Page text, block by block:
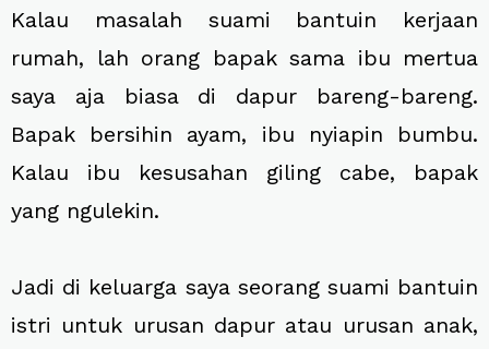
Kalau masalah suami bantuin kerjaan
rumah, lah orang bapak sama ibu mertua
saya aja biasa di dapur bareng-bareng.
Bapak bersihin ayam, ibu nyiapin bumbu.
Kalau ibu kesusahan giling cabe, bapak
yang ngulekin.
Jadi di keluarga saya seorang suami bantuin
istri untuk urusan dapur atau urusan anak,